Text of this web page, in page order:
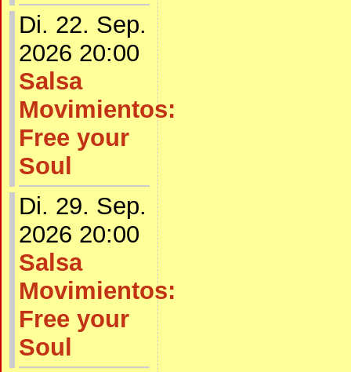
Di. 22. Sep.
2026 20:00
Salsa
Movimientos:
Free your
Soul
Di. 29. Sep.
2026 20:00
Salsa
Movimientos:
Free your
Soul